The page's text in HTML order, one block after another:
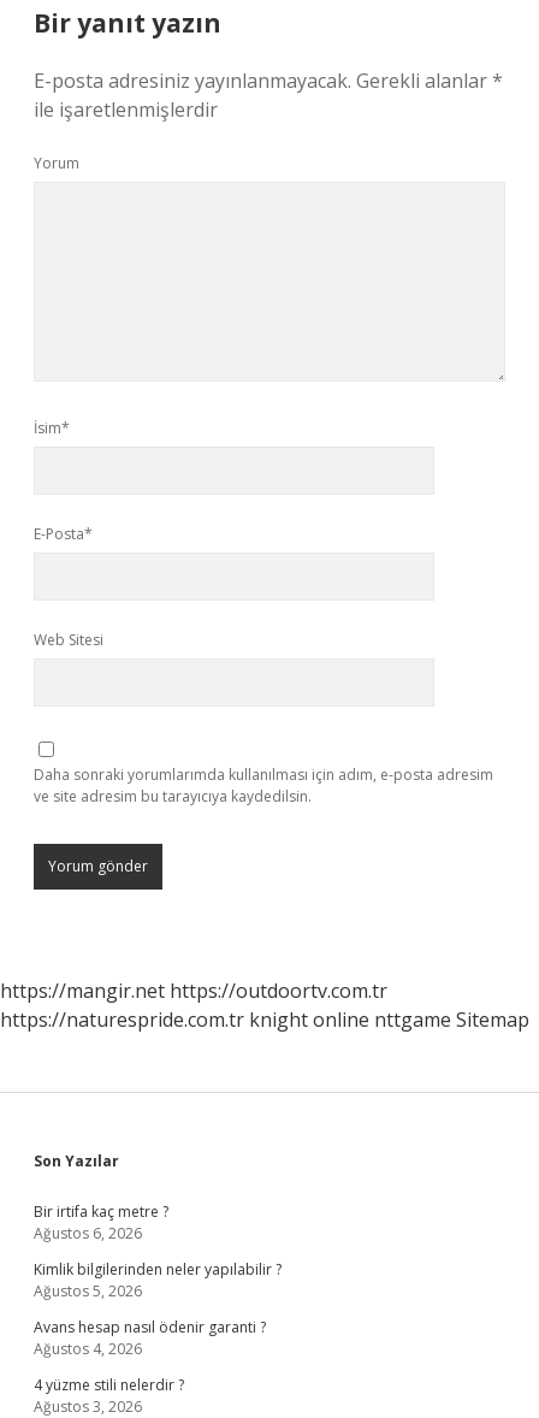
Bir yanıt yazın
E-posta adresiniz yayınlanmayacak. Gerekli alanlar*
ile işaretlenmişlerdir
Yorum
İsim*
E-Posta*
Web Sitesi
Daha sonraki yorumlarımda kullanılması için adım, e-posta adresim
ve site adresim bu tarayıcıya kaydedilsin.
https://mangir.net https://outdoortv.com.tr
https://naturespride.com.tr knight online nttgame Sitemap
Sidebar
Son Yazılar
Bir irtifa kaç metre ?
Ağustos 6, 2026
Kimlik bilgilerinden neler yapılabilir ?
Ağustos 5, 2026
Avans hesap nasıl ödenir garanti ?
Ağustos 4, 2026
4 yüzme stili nelerdir ?
Ağustos 3, 2026